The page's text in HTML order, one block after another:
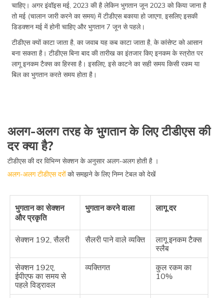
चाहिए। अगर इंवॉइस मई, 2023 की है लेकिन भुगतान जून 2023 को किया जाना है
तो मई (चालान जारी करने का समय) में टीडीएस बकाया हो जाएगा, इसलिए इसकी
डिडक्शन मई में होनी चाहिए और भुगतान 7 जून से पहले।
टीडीएस क्यों काटा जाता है, का जवाब यह कब काटा जाता है, के कांसेप्ट को आसान
बना सकता है। टीडीएस बिना बाद की तारीख का इंतजार किए इनकम के स्त्रोत पर
लागू इनकम टैक्स का हिस्सा है। इसलिए, इसे काटने का सही समय किसी रकम या
बिल का भुगतान करते समय होता है।
अलग-अलग तरह के भुगतान के लिए टीडीएस की
दर क्या है?
टीडीएस की दर विभिन्न सेक्शन के अनुसार अलग-अलग होती है ।
अलग-अलग टीडीएस दरोंको समझने के लिए निम्न टेबल को देखें
भुगतान का सेक्शन
और प्रकृति
भुगतान करने वाला लागू दर
सेक्शन 192, सैलरी सैलरी पाने वाले व्यक्ति
लागू इनकम टैक्स
स्लैब
सेक्शन 192ए,
ईपीएफ का समय से
पहले विड्रावल
व्यक्तिगत
कुल रकम का
10%